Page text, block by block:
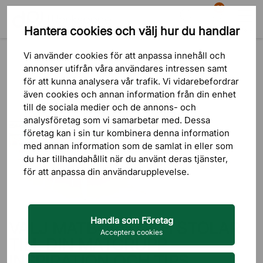
Hantera cookies och välj hur du handlar
Vi använder cookies för att anpassa innehåll och
annonser utifrån våra användares intressen samt
för att kunna analysera vår trafik. Vi vidarebefordrar
även cookies och annan information från din enhet
till de sociala medier och de annons- och
analysföretag som vi samarbetar med. Dessa
företag kan i sin tur kombinera denna information
med annan information som de samlat in eller som
du har tillhandahållit när du använt deras tjänster,
för att anpassa din användarupplevelse.
Handla som Företag
Acceptera cookies
Sök
81
Varukorg Meny
VÄLJ MATBORD OCH STOLAR TILL DIN MATGRUPP – INSPIRATION
OCH TIPS
VÄLJ MATBORD OCH STOLAR
TILL DIN MATGRUPP –